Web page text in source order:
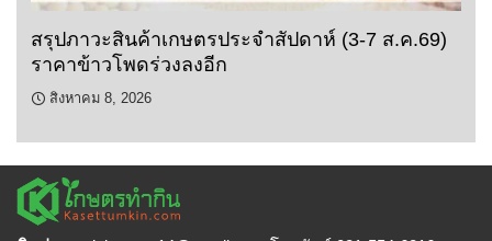
สรุปภาวะสินค้าเกษตรประจำสัปดาห์ (3-7 ส.ค.69)
ราคาข้าวโพดร่วงลงอีก
สิงหาคม 8, 2026